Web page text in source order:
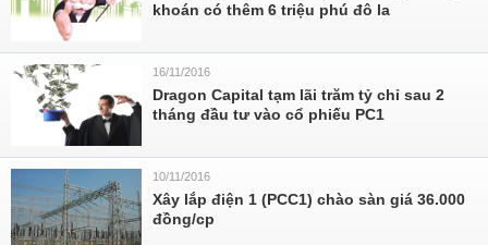
khoán có thêm 6 triệu phú đô la
16/11/2016
Dragon Capital tạm lãi trăm tỷ chỉ sau 2
tháng đầu tư vào cổ phiếu PC1
10/11/2016
Xây lắp điện 1 (PCC1) chào sàn giá 36.000
đồng/cp